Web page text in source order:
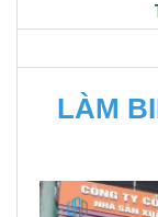
LÀM